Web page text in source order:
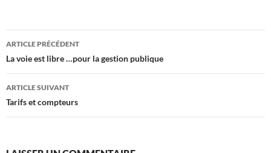
Navigation
des
articles
ARTICLE PRÉCÉDENT
La voie est libre …pour la gestion publique
ARTICLE SUIVANT
Tarifs et compteurs